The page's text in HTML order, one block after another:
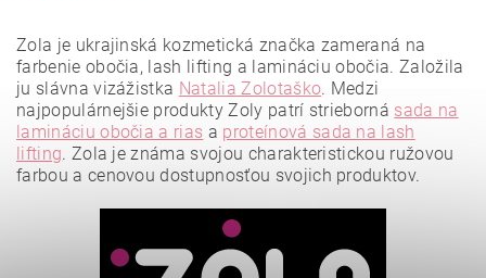
Zola je ukrajinská kozmetická značka zameraná na
farbenie obočia, lash lifting a lamináciu obočia. Založila
ju slávna vizážistka Natalia Zolotaško. Medzi
najpopulárnejšie produkty Zoly patrí strieborná sada na
lamináciu obočia a rias a proteínová sada na lash
lifting. Zola je známa svojou charakteristickou ružovou
farbou a cenovou dostupnosťou svojich produktov.